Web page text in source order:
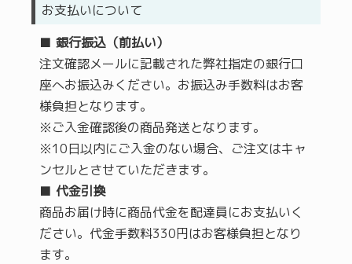
お支払いについて
■ 銀行振込 （前払い）
注文確認メールに記載された弊社指定の銀行口
座へお振込みください。お振込み手数料はお客
様負担となります。
※ご入金確認後の商品発送となります。
※10日以内にご入金のない場合、ご注文はキャ
ンセルとさせていただきます。
■ 代金引換
商品お届け時に商品代金を配達員にお支払いく
ださい。代金手数料330円はお客様負担となり
ます。